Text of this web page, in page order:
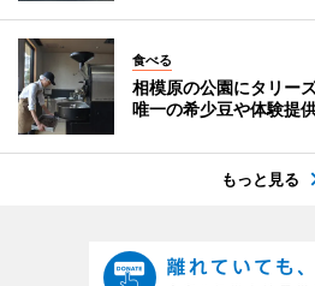
食べる
相模原の公園にタリー
唯一の希少豆や体験提
もっと見る